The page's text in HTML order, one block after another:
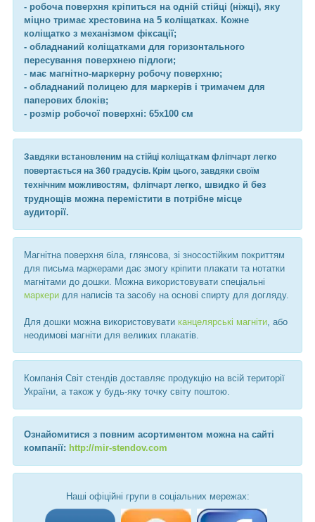
- робоча поверхня кріпиться на одній стійці (ніжці), яку
міцно тримає хрестовина на 5 коліщатках. Кожне
коліщатко з механізмом фіксації;
- обладнаний коліщатками для горизонтального
пересування поверхнею підлоги;
- має магнітно-маркерну робочу поверхню;
- обладнаний полицею для маркерів і тримачем для
паперових блоків;
- розмір робочої поверхні: 65х100 см
Завдяки встановленим на стійці коліщаткам фліпчарт легко
повертається на 360 градусів. Крім цього, завдяки своїм
технічним можливостям, фліпчарт легко, швидко й без
труднощів можна перемістити в потрібне місце
аудиторії.
Магнітна поверхня біла, глянсова, зі зносостійким покриттям
для письма маркерами дає змогу кріпити плакати та нотатки
магнітами до дошки. Можна використовувати спеціальні
маркери для написів та засобу на основі спирту для догляду.
Для дошки можна використовувати канцелярські магніти , або
неодимові магніти для великих плакатів.
Компанія Світ стендів доставляє продукцію на всій території
України, а також у будь-яку точку світу поштою.
Ознайомитися з повним асортиментом можна на сайті
компанії: http://mir-stendov.com
Наші офіційні групи в соціальних мережах: